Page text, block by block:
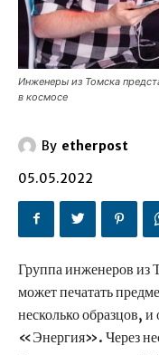
Инженеры из Томска
в космосе
By etherpost
05.05.2022
Группа инженеров из
может печатать
несколько образцов,
«Энергия». Через